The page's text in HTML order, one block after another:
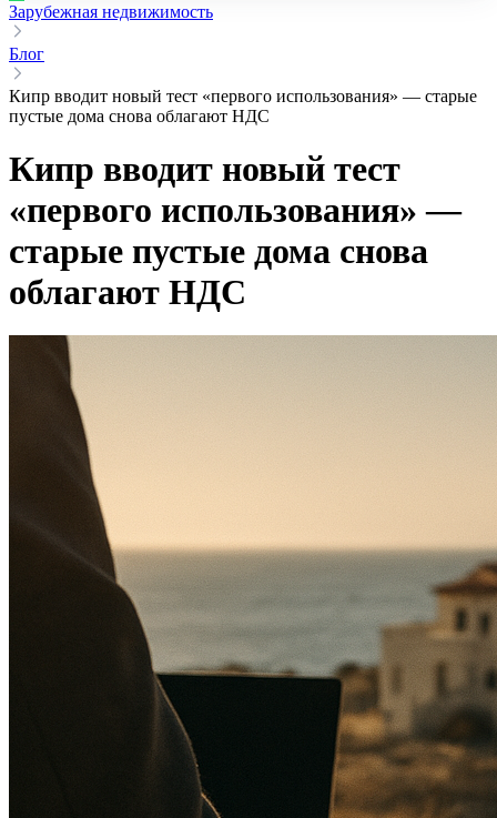
Зарубежная недвижимость
Блог
Кипр вводит новый тест «первого использования» — старые
пустые дома снова облагают НДС
Кипр вводит новый тест
«первого использования» —
старые пустые дома снова
облагают НДС